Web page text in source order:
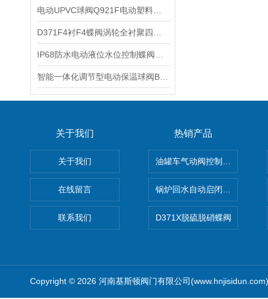
关于我们
关于我们
在线留言
联系我们
热销产品
油罐车气动阀控制气动组合
锅炉回水自动启闭阀KTH41X
D371X脱硫脱硝蝶阀
Copyright © 2026 河南基斯顿阀门有限公司